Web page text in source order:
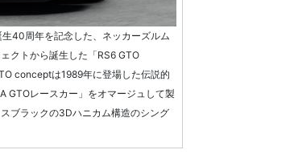
40周年を記念した、ネッカーズルム
クトから誕生した「RS6 GTO
conceptは1989年に登場した伝説的
GTOレースカー」をオマージュして製
ブラックの3Dハニカム構造のシング